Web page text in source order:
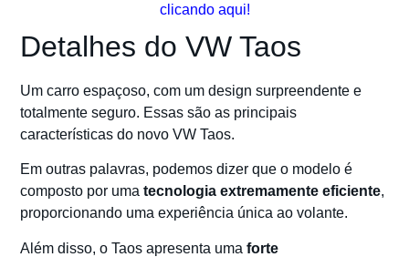
clicando aqui!
Detalhes do VW Taos
Um carro espaçoso, com um design surpreendente e
totalmente seguro. Essas são as principais
características do novo VW Taos.
Em outras palavras, podemos dizer que o modelo é
composto por umatecnologia extremamente eficiente,
proporcionando uma experiência única ao volante.
Além disso, o Taos apresenta uma forte